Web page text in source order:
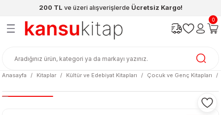
200 TL ve üzeri alışverişlerde Ücretsiz Kargo!
Geri Dön
Geri Dön
Geri Dön
Geri Dön
/ Kutu Oyunlar
Geri Dön
Geri Dön
0
Anasayfa Kitaplar Kültür ve Edebiyat Kitapları Çocuk ve Genç Kitapları